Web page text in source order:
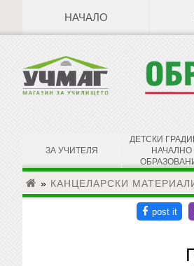
НАЧАЛО
ЗА УЧИТЕЛЯ
ДЕТСКИ
НАЧАЛНО
» КАНЦЕЛАРСКИ